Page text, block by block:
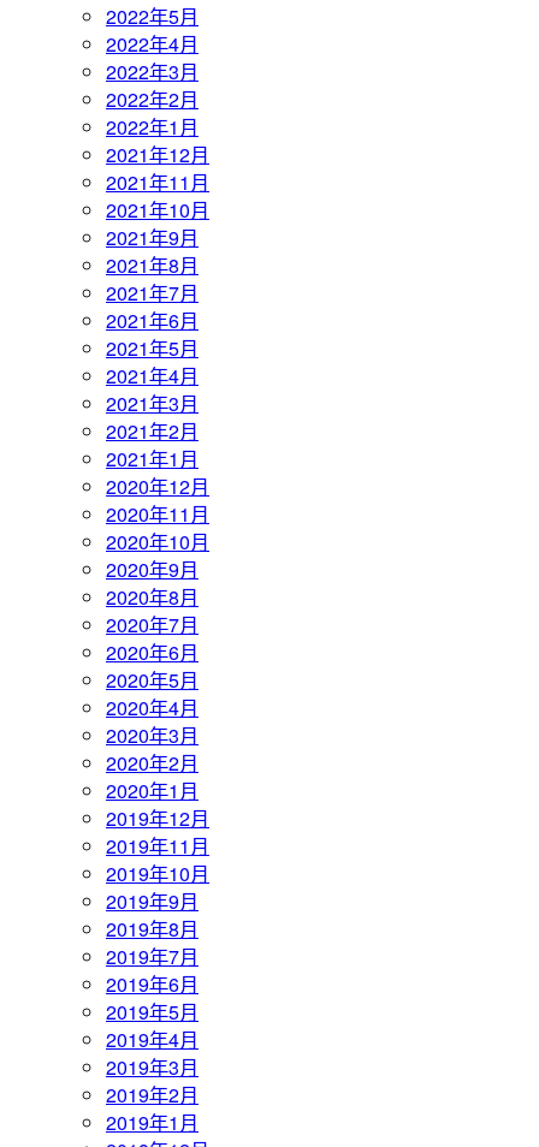
2022年5月
2022年4月
2022年3月
2022年2月
2022年1月
2021年12月
2021年11月
2021年10月
2021年9月
2021年8月
2021年7月
2021年6月
2021年5月
2021年4月
2021年3月
2021年2月
2021年1月
2020年12月
2020年11月
2020年10月
2020年9月
2020年8月
2020年7月
2020年6月
2020年5月
2020年4月
2020年3月
2020年2月
2020年1月
2019年12月
2019年11月
2019年10月
2019年9月
2019年8月
2019年7月
2019年6月
2019年5月
2019年4月
2019年3月
2019年2月
2019年1月